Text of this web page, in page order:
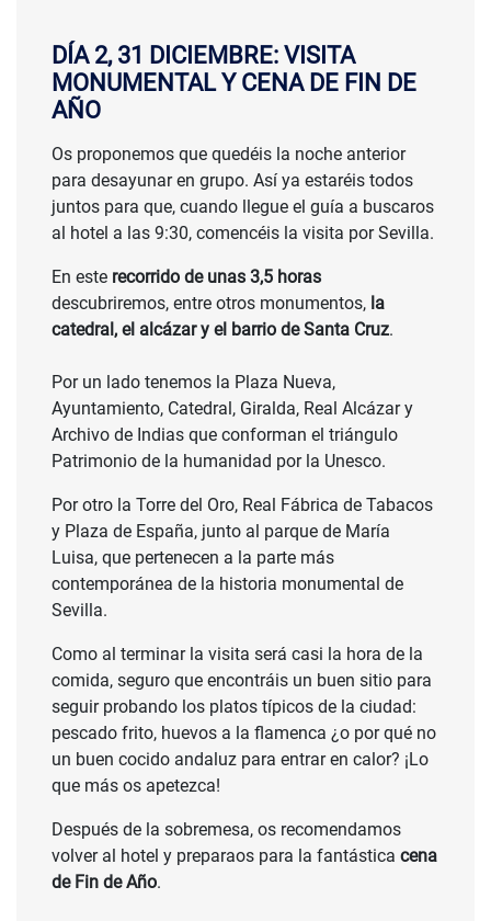
DÍA 2, 31 DICIEMBRE: VISITA
MONUMENTAL Y CENA DE FIN DE
AÑO
Os proponemos que quedéis la noche anterior
para desayunar en grupo. Así ya estaréis todos
juntos para que, cuando llegue el guía a buscaros
al hotel a las 9:30, comencéis la visita por Sevilla.
En este recorrido de unas 3,5 horas
descubriremos, entre otros monumentos, la
catedral, el alcázar y el barrio de Santa Cruz.
Por un lado tenemos la Plaza Nueva,
Ayuntamiento, Catedral, Giralda, Real Alcázar y
Archivo de Indias que conforman el triángulo
Patrimonio de la humanidad por la Unesco.
Por otro la Torre del Oro, Real Fábrica de Tabacos
y Plaza de España, junto al parque de María
Luisa, que pertenecen a la parte más
contemporánea de la historia monumental de
Sevilla.
Como al terminar la visita será casi la hora de la
comida, seguro que encontráis un buen sitio para
seguir probando los platos típicos de la ciudad:
pescado frito, huevos a la flamenca ¿o por qué no
un buen cocido andaluz para entrar en calor? ¡Lo
que más os apetezca!
Después de la sobremesa, os recomendamos
volver al hotel y preparaos para la fantástica cena
de Fin de Año.